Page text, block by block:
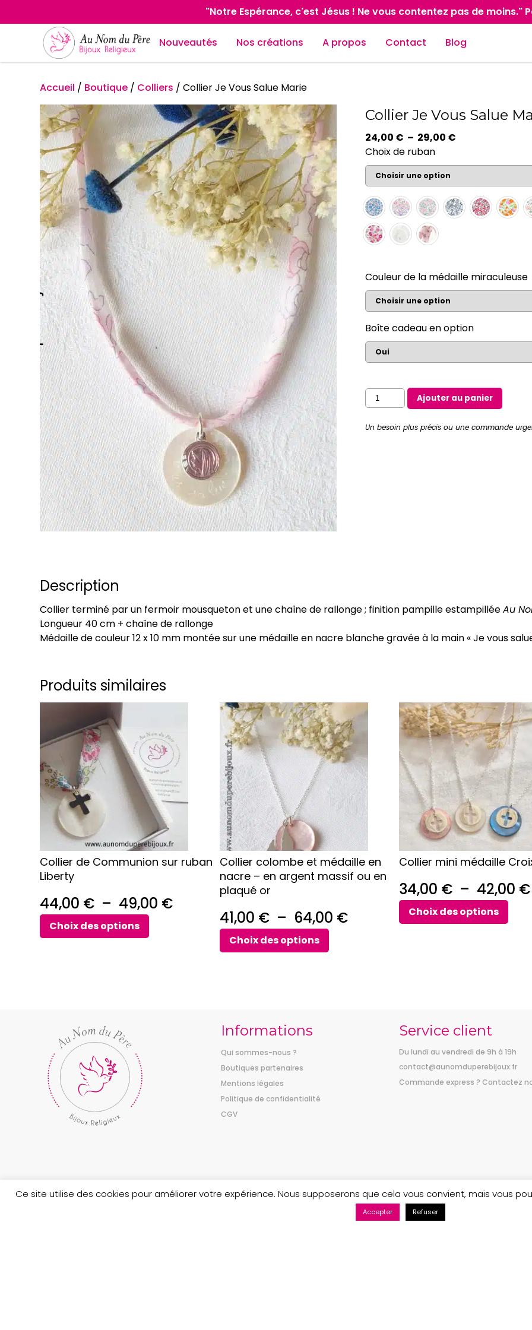
"Notre Espérance, c'est Jésus ! Ne vous contentez pas de moins."
Nouveautés Nos créations A propos Contact Blog
Accueil / Boutique / Colliers /Collier Je Vous Salue Marie
Collier Je Vous Salue
24,00 € – 29,00 €
prix :
à
29,00 €
Choix de ruban
Couleur de la médaille miraculeuse
Boîte cadeau en option
quantité
de
Collier
Ajouter au panier
Un besoin plus précis ou une commande
Description
Collier terminé par un fermoir mousqueton et une chaîne de rallonge ; finition pampille estampilléeAu
Longueur 40 cm + chaîne de rallonge
Médaille de couleur 12 x 10 mm montée sur une médaille en nacre blanche gravée à la main « Je vous
Produits similaires
Collier de Communion sur ruban
Liberty
44,00 € – 49,00 €Plage
Choix des options
plusieurs
variations.
Les
options
peuvent
être
choisies
sur
la
page
produit
Collier colombe et médaille en
nacre – en argent massif ou en
plaqué or
41,00 € – 64,00 €Plage
64,00 €
Choix des options
Ce
produit
a
plusieurs
variations.
Les
options
peuvent
être
choisies
sur
la
page
du
produit
Collier mini médaille
34,00 € – 42,00 €
Choix des options
Ce
produit
a
plusieurs
variations.
Les
options
peuvent
être
choisies
sur
la
page
du
produit
Informations
Qui sommes-nous ?
Boutiques partenaires
Mentions légales
Politique de confidentialité
CGV
Service client
Du lundi au vendredi de 9h à 19h
contact@aunomduperebijoux.fr
Commande express ? Contactez
Copyright © 2023 Au nom du Père boutique
Maintenance web par Bluekat Digital
Ce site utilise des cookies pour améliorer votre expérience. Nous supposerons que cela vous convient, mais vous
Accepter Refuser